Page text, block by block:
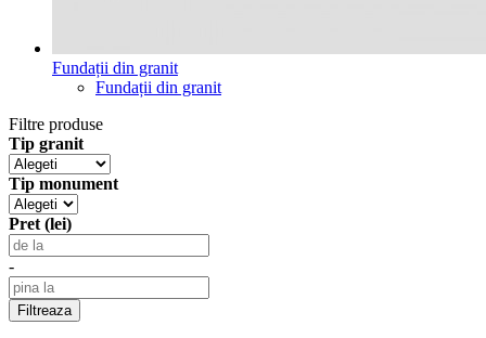
Fundații din granit
Fundații din granit
Filtre produse
Tip granit
Tip monument
Pret (lei)
-